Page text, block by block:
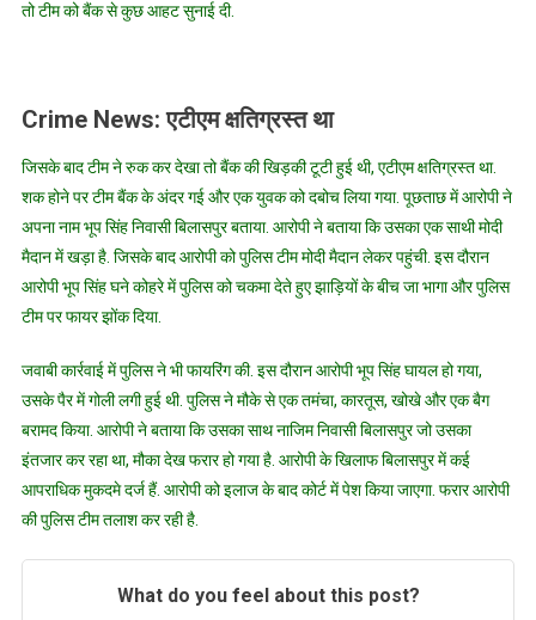
तो टीम को बैंक से कुछ आहट सुनाई दी.
Crime News: एटीएम क्षतिग्रस्त था
जिसके बाद टीम ने रुक कर देखा तो बैंक की खिड़की टूटी हुई थी, एटीएम क्षतिग्रस्त था.
शक होने पर टीम बैंक के अंदर गई और एक युवक को दबोच लिया गया. पूछताछ में आरोपी ने
अपना नाम भूप सिंह निवासी बिलासपुर बताया. आरोपी ने बताया कि उसका एक साथी मोदी
मैदान में खड़ा है. जिसके बाद आरोपी को पुलिस टीम मोदी मैदान लेकर पहुंची. इस दौरान
आरोपी भूप सिंह घने कोहरे में पुलिस को चकमा देते हुए झाड़ियों के बीच जा भागा और पुलिस
टीम पर फायर झोंक दिया.
जवाबी कार्रवाई में पुलिस ने भी फायरिंग की. इस दौरान आरोपी भूप सिंह घायल हो गया,
उसके पैर में गोली लगी हुई थी. पुलिस ने मौके से एक तमंचा, कारतूस, खोखे और एक बैग
बरामद किया. आरोपी ने बताया कि उसका साथ नाजिम निवासी बिलासपुर जो उसका
इंतजार कर रहा था, मौका देख फरार हो गया है. आरोपी के खिलाफ बिलासपुर में कई
आपराधिक मुकदमे दर्ज हैं. आरोपी को इलाज के बाद कोर्ट में पेश किया जाएगा. फरार आरोपी
की पुलिस टीम तलाश कर रही है.
What do you feel about this post?